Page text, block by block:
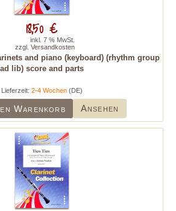
and piano (keyboard) (rhythm group
ad lib) score and parts
Lieferzeit: 2-4 Wochen(DE)
Warenkorb Ansehen
18,50 €
inkl. 7 % MwSt.
zzgl. Versandkosten